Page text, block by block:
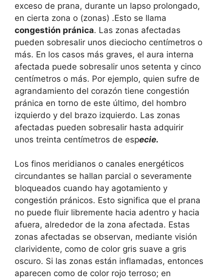
exceso de prana, durante un lapso prolongado,
en cierta zona o (zonas) .Esto se llama
congestión pránica. Las zonas afectadas
pueden sobresalir unos dieciocho centímetros o
más. En los casos más graves, el aura interna
afectada puede sobresalir unos setenta y cinco
centímetros o más. Por ejemplo, quien sufre de
agrandamiento del corazón tiene congestión
pránica en torno de este último, del hombro
izquierdo y del brazo izquierdo. Las zonas
afectadas pueden sobresalir hasta adquirir
unos treinta centímetros de especie.
Los finos meridianos o canales energéticos
circundantes se hallan parcial o severamente
bloqueados cuando hay agotamiento y
congestión pránicos. Esto significa que el prana
no puede fluir libremente hacia adentro y hacia
afuera, alrededor de la zona afectada. Estas
zonas afectadas se observan, mediante visión
clarividente, como de color gris suave a gris
oscuro. Si las zonas están inflamadas, entonces
aparecen como de color rojo terroso; en